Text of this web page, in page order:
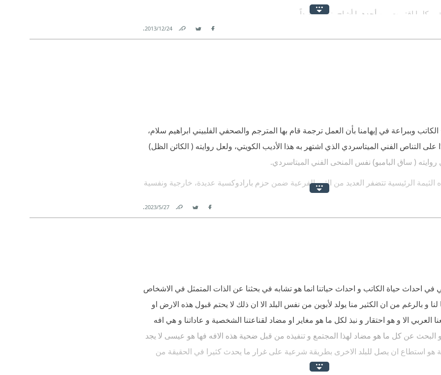
كلما اقتربت من أحدهما أشاح بنظره بعيداً
الجامعة
القدر من العري
.... النسب ....الهوية .... الايمان .... القدر .... تضحية ......حب .. انتماء
يتأرجح الى أن يعلن الحكم النهاية
من أخلاقهم ويعاملوا العمالة المنزلية بطريقة تليق بديننا ومجتمعنا ... فهم في غربة
فهم بشراً مثلنا بل ربما أفضل منا
Facebook
Twitter
Link
24‏/12‏/2013
.
وببراعة في إيهامنا بأن العمل ترجمة قام بها المترجم والصحفي الفلبيني ابراهيم سلام،
التناص الفني الميتاسردي الذي اشتهر به هذا الأديب الكويتي، ولعل روايته ( الكائن الظل)
( ساق البامبو) نفس المنحى الفني الميتاسردي.
الثيمة الرئيسية تتضفر العديد من الثيم الفرعية ضمن حزم بارادوكسية عديدة، خارجية ونفسية
( لينقض مفهوم الدين والمجتمع)، ما لم يكن الانتماء الأساسي للإنسانية.Facebook
Twitter
Link
27‏/5‏/2023
.
في احداث حياة الكاتب و احداث حياتنا انما هو تشابه في بحثنا عن الذات المتمثل في الاشخاص
و بالرغم من ان الكثير منا يولد لأبوين من نفس البلد الا ان ذلك لا يحتم قبول هذه الارض او
الا و هو احتقار و نبذ لكل ما هو مغاير او مضاد لقناعتنا الشخصية و عاداتنا و هي افه
عن كل ما هو مضاد لهذا المجتمع و تنفيذه من قبل ضحية هذه الافه فها هو عيسى لا يجد
هو استطاع ان يصل للبلد الاخرى بطريقة شرعية على غرار ما يحدث كثيرا في الحقيقة من